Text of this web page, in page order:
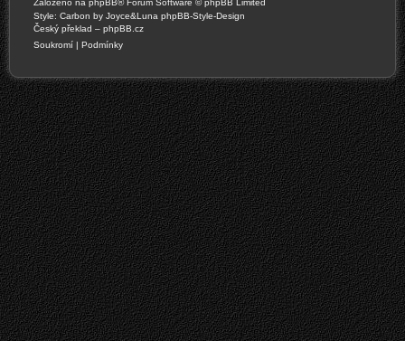
Založeno na phpBB® Forum Software © phpBB Limited
Style: Carbon by Joyce&Luna phpBB-Style-Design
Český překlad – phpBB.cz
Soukromí | Podmínky